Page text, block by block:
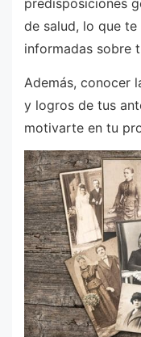
predisposiciones
de salud, lo que
informadas sobre
Además, conocer
y logros de tus
motivarte en tu